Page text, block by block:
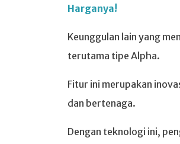
Harganya!
Keunggulan lain yang
terutama tipe Alpha.
Fitur ini merupakan
dan bertenaga.
Dengan teknologi ini,